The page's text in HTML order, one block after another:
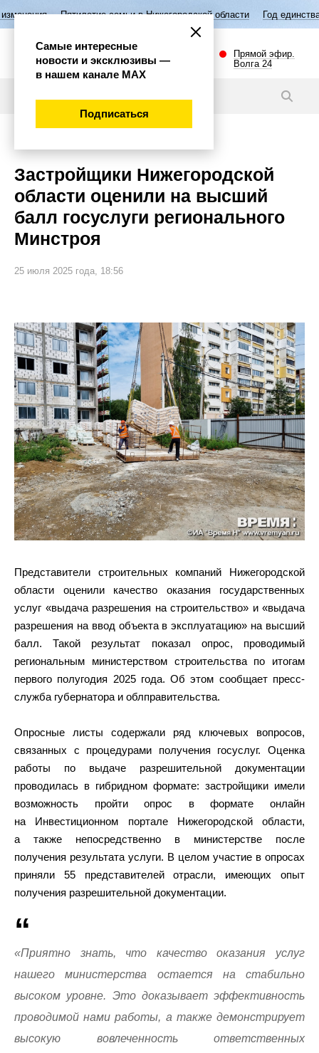
семьи в Нижегородской области Год единства народов России
Прямой эфир.
Волга 24
Застройщики Нижегородской
области оценили на высший
балл госуслуги регионального
Минстроя
25 июля 2025 года, 18:56
Представители строительных компаний Нижегородской
области оценили качество оказания государственных
услуг «выдача разрешения на строительство» и «выдача
разрешения на ввод объекта в эксплуатацию» на высший
балл. Такой результат показал опрос, проводимый
региональным министерством строительства по итогам
первого полугодия 2025 года. Об этом сообщает пресс-
служба губернатора и облправительства.
Опросные листы содержали ряд ключевых вопросов,
связанных с процедурами получения госуслуг. Оценка
работы по выдаче разрешительной документации
проводилась в гибридном формате: застройщики имели
возможность пройти опрос в формате онлайн
на Инвестиционном портале Нижегородской области,
а также непосредственно в министерстве после
получения результата услуги. В целом участие в опросах
приняли 55 представителей отрасли, имеющих опыт
получения разрешительной документации.
«Приятно знать, что качество оказания услуг
нашего министерства остается на стабильно
высоком уровне. Это доказывает эффективность
проводимой нами работы, а также демонстрирует
высокую вовлеченность ответственных
Самые интересные
новости и эксклюзивы —
в нашем канале МАХ
Подписаться